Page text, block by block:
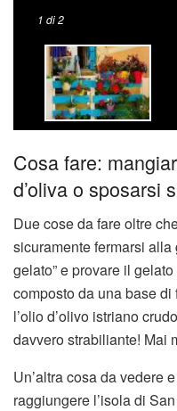
1 di 2
Cosa fare:
d’oliva o sposarsi
Due cose da fare oltre
sicuramente fermarsi alla
gelato” e provare il
composto da una base
l’olio d’olivo istriano
davvero strabiliante! Mai
Un’altra cosa da vedere
raggiungere l’isola di